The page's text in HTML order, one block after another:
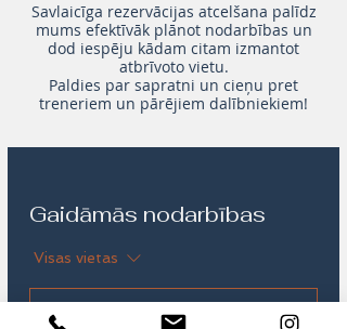
Savlaicīga rezervācijas atcelšana palīdz
mums efektīvāk plānot nodarbības un
dod iespēju kādam citam izmantot
atbrīvoto vietu.
Paldies par sapratni un cieņu pret
treneriem un pārējiem dalībniekiem!
Gaidāmās nodarbības
Visas vietas